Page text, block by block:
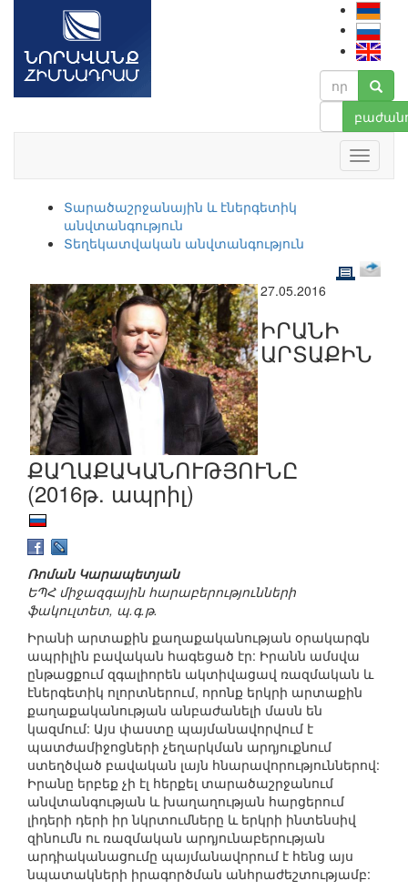
Տարածաշրջանային և էներգետիկ
անվտանգություն
Տեղեկատվական անվտանգություն
27.05.2016
ԻՐԱՆԻ
ԱՐՏԱՔԻՆ
ՔԱՂԱՔԱԿԱՆՈՒԹՅՈՒՆԸ
(2016թ. ապրիլ)
Ռոման Կարապետյան
ԵՊՀ միջազգային հարաբերությունների
ֆակուլտետ, պ.գ.թ.
Իրանի արտաքին քաղաքականության օրակարգն
ապրիլին բավական հագեցած էր: Իրանն ամսվա
ընթացքում զգալիորեն ակտիվացավ ռազմական և
էներգետիկ ոլորտներում, որոնք երկրի արտաքին
քաղաքականության անբաժանելի մասն են
կազմում: Այս փաստը պայմանավորվում է
պատժամիջոցների չեղարկման արդյուքնում
ստեղծված բավական լայն հնարավորություններով:
Իրանը երբեք չի էլ հերքել տարածաշրջանում
անվտանգության և խաղաղության հարցերում
լիդերի դերի իր նկրտումները և երկրի ինտենսիվ
զինումն ու ռազմական արդյունաբերության
արդիականացումը պայմանավորում է հենց այս
նպատակների իրագործման անհրաժեշտությամբ: